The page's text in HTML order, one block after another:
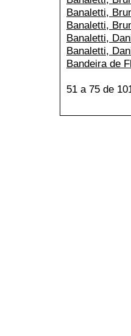
Banaletti,
Banaletti,
Banaletti,
Banaletti,
Bandeira de
51 a 75 de